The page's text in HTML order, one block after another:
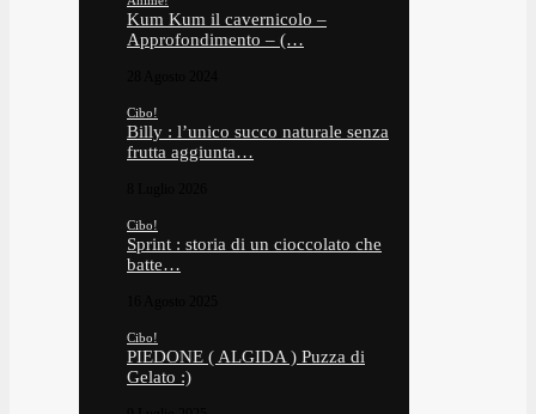
Kum Kum il cavernicolo –
Approfondimento – (…
Cibo!
Billy : l’unico succo naturale senza
frutta aggiunta…
Cibo!
Sprint : storia di un cioccolato che
batte…
Cibo!
PIEDONE ( ALGIDA ) Puzza di
Gelato :)